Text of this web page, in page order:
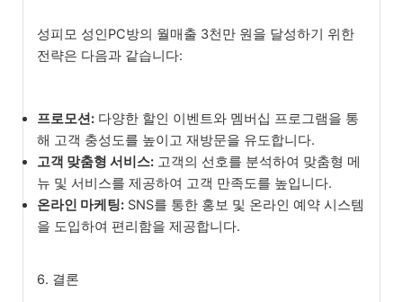
성피모 성인PC방의 월매출 3천만 원을 달성하기 위한
전략은 다음과 같습니다:
프로모션: 다양한 할인 이벤트와 멤버십 프로그램을 통
해 고객 충성도를 높이고 재방문을 유도합니다.
고객 맞춤형 서비스: 고객의 선호를 분석하여 맞춤형 메
뉴 및 서비스를 제공하여 고객 만족도를 높입니다.
온라인 마케팅: SNS를 통한 홍보 및 온라인 예약 시스템
을 도입하여 편리함을 제공합니다.
6. 결론